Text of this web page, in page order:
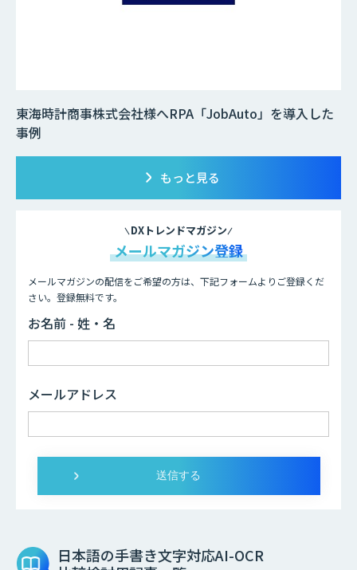
東海時計商事株式会社様へRPA「JobAuto」を導入した
事例
もっと見る
DXトレンドマガジン
メールマガジン登録
メールマガジンの配信をご希望の方は、下記フォームよりご登録くだ
さい。登録無料です。
お名前 - 姓・名
メールアドレス
日本語の手書き文字対応AI-OCR